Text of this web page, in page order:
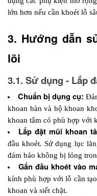
lớn hơn nếu cần khoét lỗ
3. Hướng dẫn
lõi
3.1. Sử dụng - Lắp
Chuẩn bị dụng cụ:
khoan bàn và bộ khoan
khoan tâm có phù hợp với
Lắp đặt mũi khoan
đầu khoét. Sử dụng lục
đảm bảo không bị lỏng
Gắn đầu khoét vào
kính phù hợp với lỗ cần
khoan và siết chặt.